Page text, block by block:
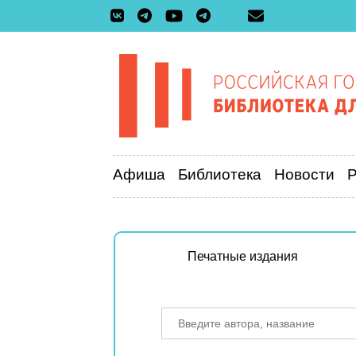
Афиша Библиотека Новости
Печатные издания